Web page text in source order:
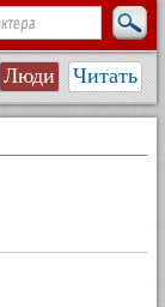
Люди Читать